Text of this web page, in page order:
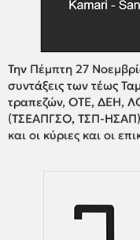
Την Πέμπτη 27
συντάξεις των τέως
τραπεζών, ΟΤΕ, ΔΕΗ,
(ΤΣΕΑΠΓΣΟ, ΤΣΠ-
και οι κύριες και οι